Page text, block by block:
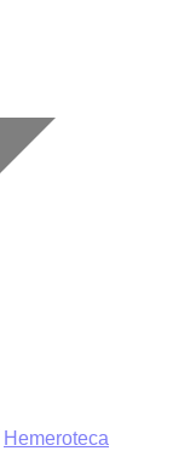
Hemeroteca